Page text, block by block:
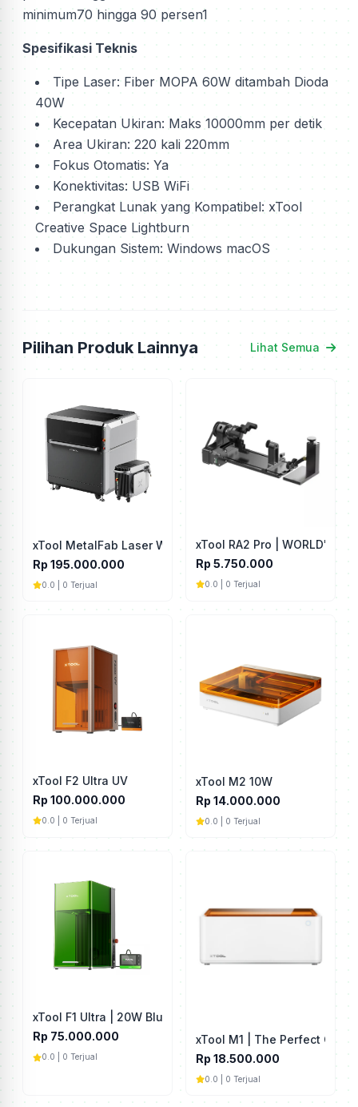
minimum70 hingga 90 persen1
Spesifikasi Teknis
Tipe Laser: Fiber MOPA 60W ditambah Dioda
40W
Kecepatan Ukiran: Maks 10000mm per detik
Area Ukiran: 220 kali 220mm
Fokus Otomatis: Ya
Konektivitas: USB WiFi
Perangkat Lunak yang Kompatibel: xTool
Creative Space Lightburn
Dukungan Sistem: Windows macOS
Pilihan Produk Lainnya Lihat Semua
xTool MetalFab Laser Welder 1200W
Rp 195.000.000
0.0 | 0 Terjual
xTool RA2 Pro | WORLD'S
Rp 5.750.000
0.0 | 0 Terjual
xTool F2 Ultra UV
Rp 100.000.000
0.0 | 0 Terjual
xTool M2 10W
Rp 14.000.000
0.0 | 0 Terjual
xTool F1 Ultra | 20W Blue Diode & Fiber Laser
Rp 75.000.000
0.0 | 0 Terjual
xTool M1 | The Perfect
Rp 18.500.000
0.0 | 0 Terjual